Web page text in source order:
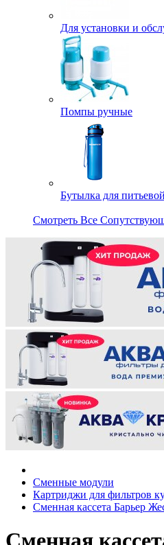
Для установки и
Помпы ручные
Бутылка для
Смотреть Все
Сменные модули
Картриджи для фильтров
Сменная кассета Барьер